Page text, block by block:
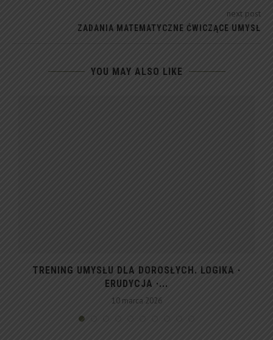
next post
ZADANIA MATEMATYCZNE ĆWICZĄCE UMYSŁ
YOU MAY ALSO LIKE
TRENING UMYSŁU DLA DOROSŁYCH. LOGIKA ·
ERUDYCJA ·...
10 marca 2026